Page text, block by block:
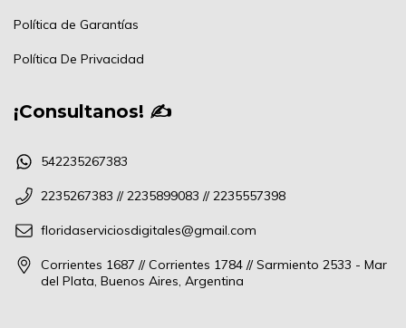
Política de Garantías
Política De Privacidad
¡Consultanos! ✍
542235267383
2235267383 // 2235899083 // 2235557398
floridaserviciosdigitales@gmail.com
Corrientes 1687 // Corrientes 1784 // Sarmiento 2533 - Mar
del Plata, Buenos Aires, Argentina